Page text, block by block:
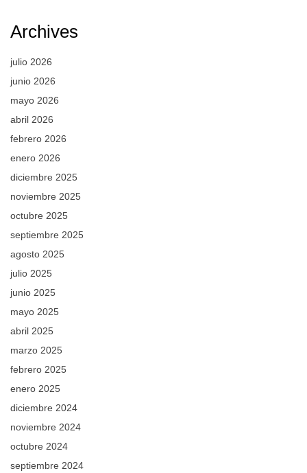
Archives
julio 2026
junio 2026
mayo 2026
abril 2026
febrero 2026
enero 2026
diciembre 2025
noviembre 2025
octubre 2025
septiembre 2025
agosto 2025
julio 2025
junio 2025
mayo 2025
abril 2025
marzo 2025
febrero 2025
enero 2025
diciembre 2024
noviembre 2024
octubre 2024
septiembre 2024